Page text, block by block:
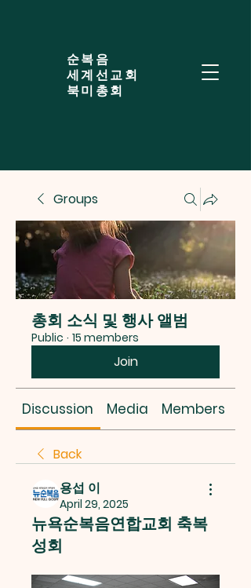
​순복음
세계선교회
북미총회
Groups
총회 소식 및 행사 앨범
Public · 15 members
Join
Discussion Media Members
Back
용섭 이
April 29, 2025
뉴욕순복음연합교회 축복
성회